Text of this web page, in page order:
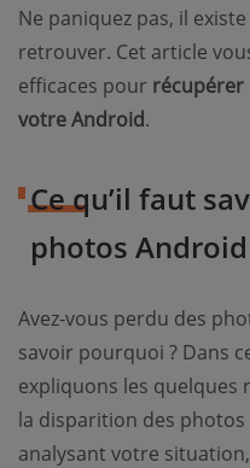
Ne paniquez pas, il
retrouver. Cet article
efficaces pour récupérer
votre Android.
Ce qu’il faut
photos Android
Avez-vous perdu des
savoir pourquoi ? Dans
expliquons les quelques
la disparition des
analysant votre